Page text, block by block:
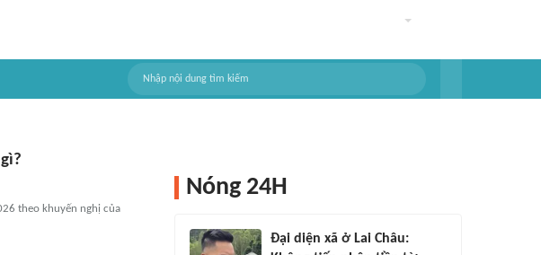
theo khuyến nghị của
Nóng 24H
Đại diện xã ở Lai Châu: